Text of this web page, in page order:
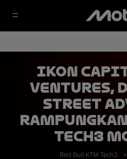
IKON
Ventures,
Street
Tech3
Red Bull KTM Tech3